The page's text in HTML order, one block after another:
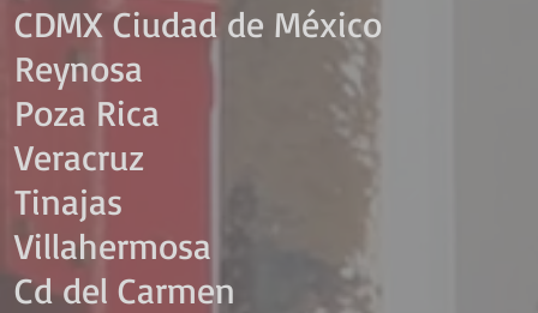
CDMX Ciudad de México​
Reynosa
Poza Rica
Veracruz
Tinajas
Villahermosa
Cd del Carmen